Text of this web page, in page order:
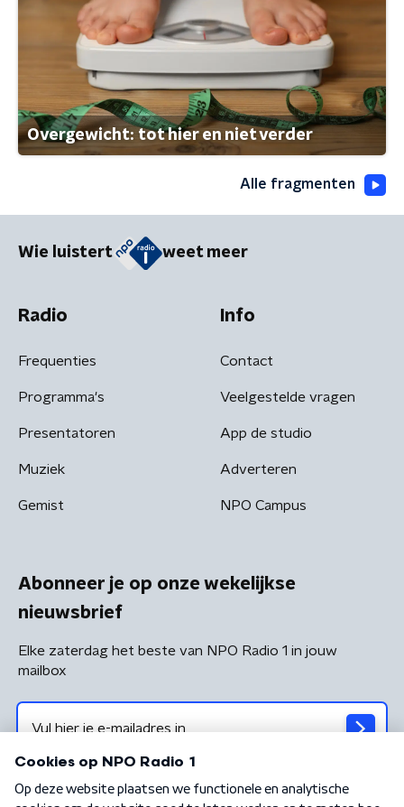
Overgewicht: tot hier en niet verder
Alle fragmenten
Wie luistert weet meer
Radio
Frequenties
Programma's
Presentatoren
Muziek
Gemist
Info
Contact
Veelgestelde vragen
App de studio
Adverteren
NPO Campus
Abonneer je op onze wekelijkse
nieuwsbrief
Elke zaterdag het beste van NPO Radio 1 in jouw
mailbox